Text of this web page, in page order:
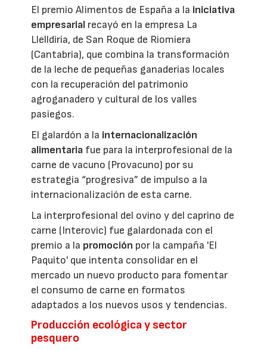
El premio Alimentos de España a la iniciativa
empresarial recayó en la empresa La
Llelldiría, de San Roque de Riomiera
(Cantabria), que combina la transformación
de la leche de pequeñas ganaderías locales
con la recuperación del patrimonio
agroganadero y cultural de los valles
pasiegos.
El galardón a la internacionalización
alimentaria fue para la interprofesional de la
carne de vacuno (Provacuno) por su
estrategia “progresiva” de impulso a la
internacionalización de esta carne.
La interprofesional del ovino y del caprino de
carne (Interovic) fue galardonada con el
premio a la promoción por la campaña 'El
Paquito' que intenta consolidar en el
mercado un nuevo producto para fomentar
el consumo de carne en formatos
adaptados a los nuevos usos y tendencias.
Producción ecológica y sector
pesquero